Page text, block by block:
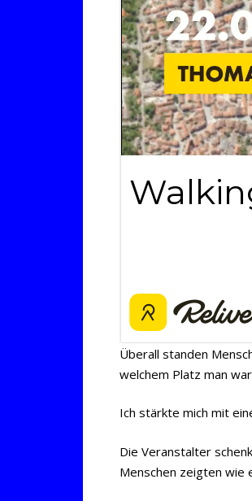
Überall standen
welchem Platz man
Ich stärkte mich mit
Die Veranstalter
Menschen zeigten wie